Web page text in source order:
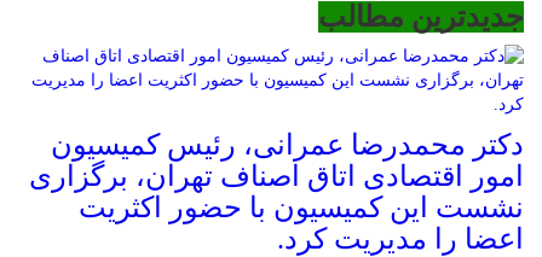
جدیدترین مطالب
دکتر محمدرضا عمرانی، رئیس کمیسیون
امور اقتصادی اتاق اصناف تهران، برگزاری
نشست این کمیسیون با حضور اکثریت
اعضا را مدیریت کرد.